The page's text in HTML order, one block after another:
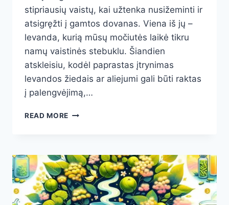
stipriausių vaistų, kai užtenka nusižeminti ir
atsigręžti į gamtos dovanas. Viena iš jų –
levanda, kurią mūsų močiutės laikė tikru
namų vaistinės stebuklu. Šiandien
atskleisiu, kodėl paprastas įtrynimas
levandos žiedais ar aliejumi gali būti raktas
į palengvėjimą,…
READ MORE MOČIUTĖS
SKAUSMO
–
NATŪRALI
PAGALBA,
KURIĄ